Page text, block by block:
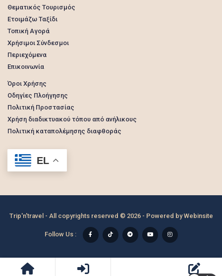
Θεματικός Τουρισμός
Ετοιμάζω Ταξίδι
Τοπική Αγορά
Χρήσιμοι Σύνδεσμοι
Περιεχόμενα
Επικοινωνία
Όροι Χρήσης
Οδηγίες Πλοήγησης
Πολιτική Προστασίας
Χρήση διαδικτυακού τόπου από ανήλικους
Πολιτική καταπολέμησης διαφθοράς
EL
Trip'n'travel - All copyrights reserved © 2026 - Powered byWebinsite
Follow Us :